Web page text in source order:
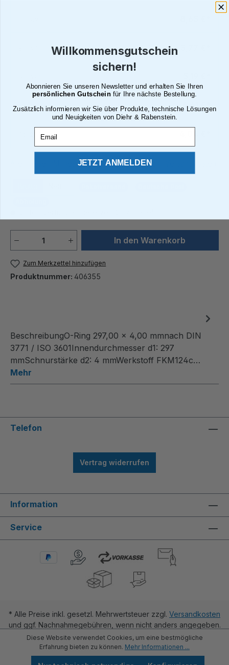
Bis 249 4,61 €*
250
Alle Preise inkl. gesetzl. Mehrwertsteuer zzgl. Versandkosten
Produkt Anzahl: Gib denIn den Warenkorb
Zum Merkzettel hinzufügen
Produktnummer: 406355
BeschreibungO-Ring 297,00 x 4,00 mmnach DIN
3771 / ISO 3601Innendurchmesser d1: 297
mmSchnurstärke d2: 4 mmWerkstoff FKM124c…
Mehr
Telefon
Vertrag widerrufen
Information
Service
* Alle Preise inkl. gesetzl. Mehrwertsteuer zzgl. Versandkosten
und ggf. Nachnahmegebühren, wenn nicht anders angegeben.
Diese Website verwendet Cookies, um eine bestmögliche
Erfahrung bieten zu können. Mehr Informationen ...
Willkommensgutschein
sichern!
Abonnieren Sie unseren Newsletter und erhalten Sie Ihren
persönlichen Gutscheinfür Ihre nächste Bestellung.
Zusätzlich informieren wir Sie über Produkte, technische Lösungen
und Neuigkeiten von Diehr & Rabenstein.
JETZT ANMELDEN